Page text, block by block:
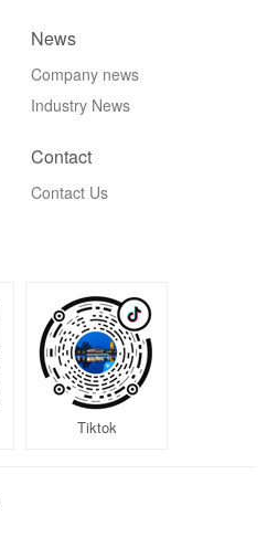
News
Company news
Industry News
Contact
Contact Us
Tiktok